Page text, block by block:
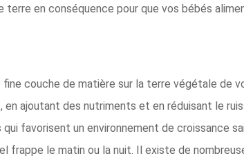
terre en conséquence pour que vos bébés
couche de matière sur la terre végétale de
ajoutant des nutriments et en réduisant le
favorisent un environnement de croissance
frappe le matin ou la nuit. Il existe de